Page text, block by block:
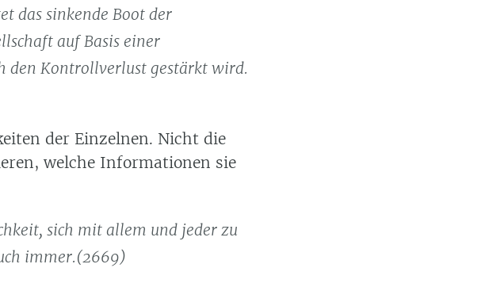
das sinkende Boot der
auf Basis einer
den Kontrollverlust gestärkt wird.
der Einzelnen. Nicht die
welche Informationen sie
sich mit allem und jeder zu
immer.(2669)